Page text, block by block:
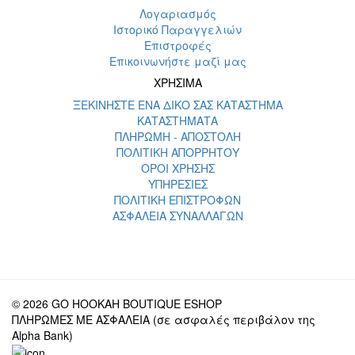
Λογαριασμός
Ιστορικό Παραγγελιών
Επιστροφές
Επικοινωνήστε μαζί μας
ΧΡΗΣΙΜΑ
ΞΕΚΙΝΗΣΤΕ ΕΝΑ ΔΙΚΟ ΣΑΣ ΚΑΤΑΣΤΗΜΑ
ΚΑΤΑΣΤΗΜΑΤΑ
ΠΛΗΡΩΜΗ - ΑΠΟΣΤΟΛΗ
ΠΟΛΙΤΙΚΗ ΑΠΟΡΡΗΤΟΥ
ΟΡΟΙ ΧΡΗΣΗΣ
ΥΠΗΡΕΣΙΕΣ
ΠΟΛΙΤΙΚΗ ΕΠΙΣΤΡΟΦΩΝ
ΑΣΦΑΛΕΙΑ ΣΥΝΑΛΛΑΓΩΝ
© 2026 GO HOOKAH BOUTIQUE ESHOP
ΠΛΗΡΩΜΕΣ ΜΕ ΑΣΦΑΛΕΙΑ (σε ασφαλές περιβάλον της
Alpha Bank)